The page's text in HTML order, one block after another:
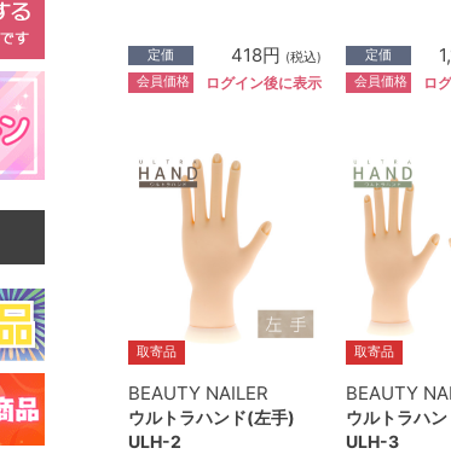
定価 418円 (税込)
会員価格 ログイン後に表示
定価
会員価格 ロ
取寄品
BEAUTY NAILER
ウルトラハンド(左手)
ULH-2
取寄品
BEAUTY
ウルトラハ
ULH-3